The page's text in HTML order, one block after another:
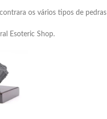
os vários tipos de
Esoteric Shop.